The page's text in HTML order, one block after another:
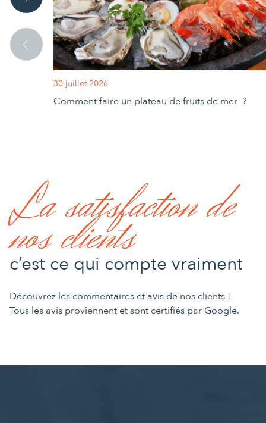
30 juillet 2026
Comment faire un plateau de fruits de mer ?
La satisfaction de
nos clients
c’est ce qui compte vraiment
Découvrez les commentaires et avis de nos clients !
Tous les avis proviennent et sont certifiés par Google.